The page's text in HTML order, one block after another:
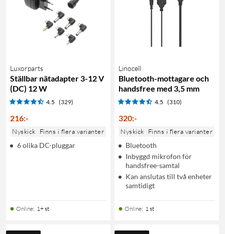
Luxorparts
Ställbar nätadapter 3-12 V
(DC) 12 W
4.5 (329)
216:-
Nyskick Finns i flera varianter
6 olika DC-pluggar
Online: 1+ st
Linocell
Bluetooth-mottagare och
handsfree med 3,5 mm
4.5 (310)
320:-
Nyskick Finns i flera varianter
Bluetooth
Inbyggd mikrofon för
handsfree-samtal
Kan anslutas till två enheter
samtidigt
Online: 1 st